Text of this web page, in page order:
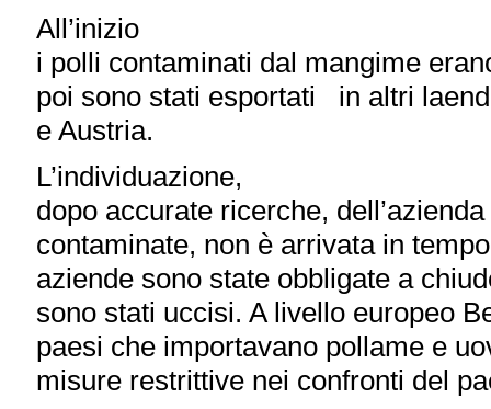
All’inizio
i polli contaminati dal mangime
poi sono stati esportati in altri
e Austria.
L’individuazione,
dopo accurate ricerche,
contaminate, non è arrivata in
aziende sono state obbligate a
sono stati uccisi. A livello europeo
paesi che importavano pollame e
misure restrittive nei confronti del